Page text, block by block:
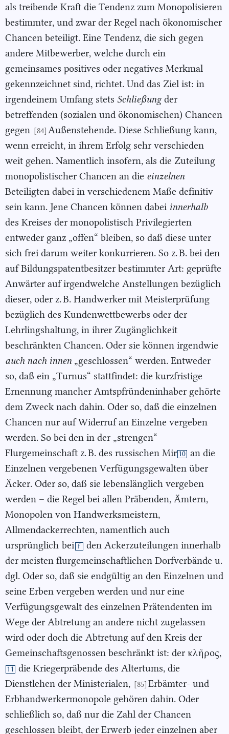
als treibende Kraft die Tendenz zum Monopolisieren
bestimmter, und zwar der Regel nach ökonomischer
Chancen beteiligt. Eine Tendenz, die sich gegen
andere Mitbewerber, welche durch ein
gemeinsames positives oder negatives Merkmal
gekennzeichnet sind, richtet. Und das Ziel ist: in
irgendeinem Umfang stets Schließungder
betreffenden (sozialen und ökonomischen) Chancen
gegen [84] Außenstehende. Diese Schließung kann,
wenn erreicht, in ihrem Erfolg sehr verschieden
weit gehen. Namentlich insofern, als die Zuteilung
monopolistischer Chancen an die einzelnen
Beteiligten dabei in verschiedenem Maße definitiv
sein kann. Jene Chancen können dabei innerhalb
des Kreises der monopolistisch Privilegierten
entweder ganz „offen“ bleiben, so daß diese unter
sich frei darum weiter konkurrieren. So z. B. bei den
auf Bildungspatentbesitzer bestimmter Art: geprüfte
Anwärter auf irgendwelche Anstellungen bezüglich
dieser, oder z. B. Handwerker mit Meisterprüfung
bezüglich des Kundenwettbewerbs oder der
Lehrlingshaltung, in ihrer Zugänglichkeit
beschränkten Chancen. Oder sie können irgendwie
auch nach innen„geschlossen“ werden. Entweder
so, daß ein „Turnus“ stattfindet: die kurzfristige
Ernennung mancher Amtspfründeninhaber gehörte
dem Zweck nach dahin. Oder so, daß die einzelnen
Chancen nur auf Widerruf an Einzelne vergeben
werden. So bei den in der „strengen“
Flurgemeinschaft z. B. des russischen Mir 10 an die
Einzelnen vergebenen Verfügungsgewalten über
Äcker. Oder so, daß sie lebenslänglich vergeben
werden – die Regel bei allen Präbenden, Ämtern,
Monopolen von Handwerksmeistern,
Allmendackerrechten, namentlich auch
ursprünglich bei f
den Ackerzuteilungen innerhalb
der meisten flurgemeinschaftlichen Dorfverbände u.
dgl. Oder so, daß sie endgültig an den Einzelnen und
seine Erben vergeben werden und nur eine
Verfügungsgewalt des einzelnen Prätendenten im
Wege der Abtretung an andere nicht zugelassen
wird oder doch die Abtretung auf den Kreis der
Gemeinschaftsgenossen beschränkt ist: der κλῆρος,
11
die Kriegerpräbende des Altertums, die
Dienstlehen der Ministerialen, [85] Erbämter- und
Erbhandwerkermonopole gehören dahin. Oder
schließlich so, daß nur die Zahl der Chancen
geschlossen bleibt, der Erwerb jeder einzelnen aber